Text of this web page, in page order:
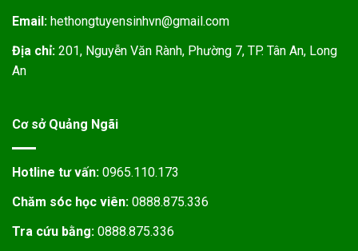
Email: hethongtuyensinhvn@gmail.com
Địa chỉ: 201, Nguyễn Văn Rành, Phường 7, TP. Tân An, Long
An
Cơ sở Quảng Ngãi
Hotline tư vấn: 0965.110.173
Chăm sóc học viên: 0888.875.336
Tra cứu bằng: 0888.875.336